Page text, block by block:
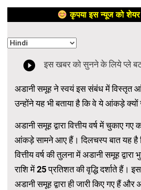
कृपया इस न्यूज को
अडानी समूह ने स्वयं इस संबंध में विस्तृत
उन्होंने यह भी बताया है कि वे ये आंकड़े क्यों
अडानी समूह द्वारा वित्तीय वर्ष में चुकाए
आंकड़े सामने आए हैं। दिलचस्प बात यह
वित्तीय वर्ष की तुलना में अडानी समूह
राशि में 25 प्रतिशत की वृद्धि दर्शाते
अडानी समूह द्वारा ही जारी किए गए हैं